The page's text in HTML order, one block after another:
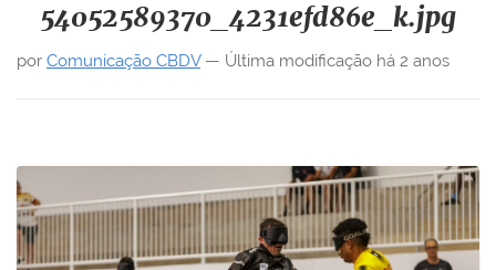
54052589370_4231efd86e_k.jpg
por Comunicação CBDV— Última modificação há 2 anos